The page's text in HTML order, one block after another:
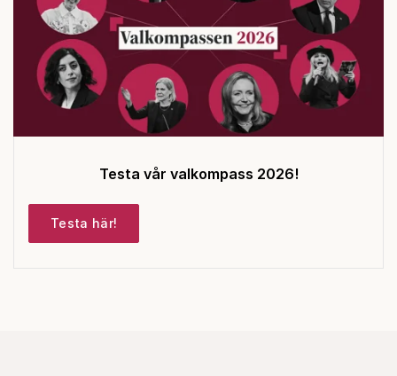
Testa vår valkompass 2026!
Testa här!